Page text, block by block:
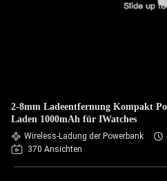
2-8mm Ladeentfernung Kompakt
Laden 1000mAh für IWatches
Wireless-Ladung der Powerbank
370 Ansichten